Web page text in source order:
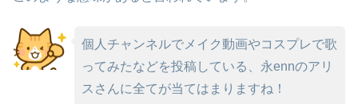
個人チャンネルでメイク動画やコスプレで歌
ってみたなどを投稿している、永ennのアリ
スさんに全てが当てはまりますね！